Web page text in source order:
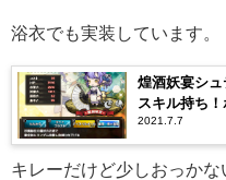
浴衣でも実装しています。
煌酒妖宴シ
スキル持ち！
2021.7.7
キレーだけど少しおっかな